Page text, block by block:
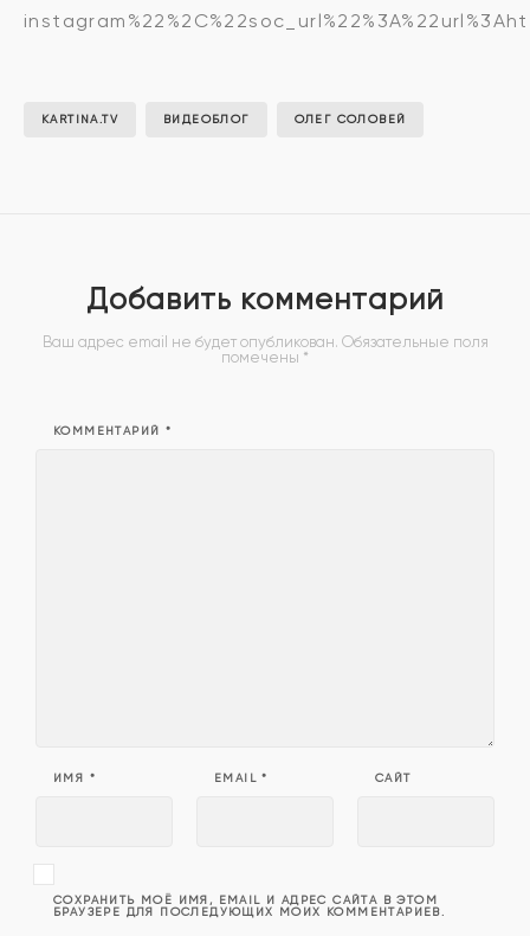
KARTINA.TV ВИДЕОБЛОГ ОЛЕГ СОЛОВЕЙ
Добавить комментарий
Ваш адрес email не будет опубликован. Обязательные поля
помечены *
КОММЕНТАРИЙ *
ИМЯ * EMAIL* САЙТ
СОХРАНИТЬ МОЁ ИМЯ, EMAIL И АДРЕС САЙТА В ЭТОМ
БРАУЗЕРЕ ДЛЯ ПОСЛЕДУЮЩИХ МОИХ КОММЕНТАРИЕВ.